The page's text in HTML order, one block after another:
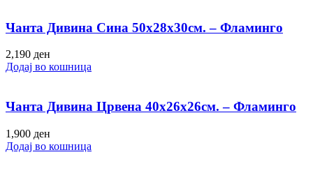
Чанта Дивина Сина 50х28х30см. – Фламинго
2,190 ден
Додај во кошница
Чанта Дивина Црвена 40х26х26см. – Фламинго
1,900 ден
Додај во кошница